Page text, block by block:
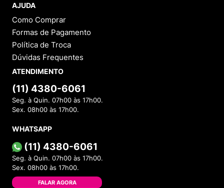
AJUDA
Como Comprar
Formas de Pagamento
Política de Troca
Dúvidas Frequentes
ATENDIMENTO
(11) 4380-6061
Seg. à Quin. 07h00 às 17h00.
Sex. 08h00 às 17h00.
WHATSAPP
(11) 4380-6061
Seg. à Quin. 07h00 às 17h00.
Sex. 08h00 às 17h00.
FALAR AGORA